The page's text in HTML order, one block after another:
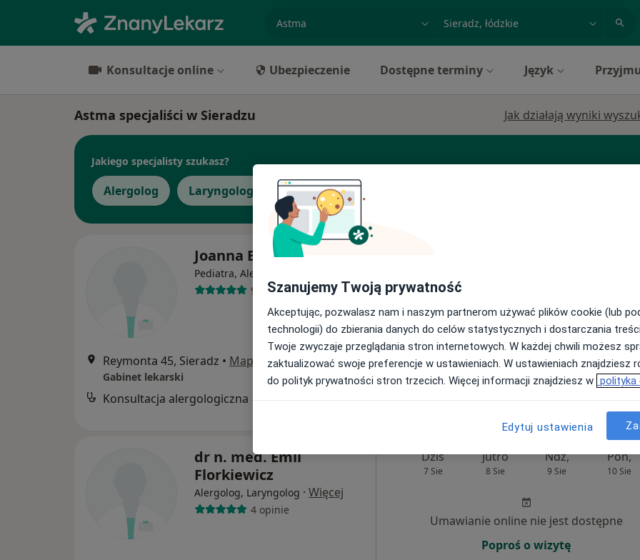
miasto lub dzielnica
Konsultacje online Ubezpieczenie Dostępne terminy Język
Astma specjaliści w Sieradzu Jak działają wyniki
Jakiego specjalisty szukasz?
Alergolog Laryngolog Pediatra
Joanna Banaś
Pediatra, Alergolog
9 opinii
Reymonta 45, Sieradz • Mapa
Gabinet lekarski
Konsultacja alergologiczna
Umawianie online nie jest dostępne
Poproś o wizytę
dr n. med. Emil
Florkiewicz
Alergolog, Laryngolog · Więcej
4 opinie
Dziś
7 Sie
Jutro
8 Sie
Ndz,
9 Sie
Pon,
10 Sie
Umawianie online nie jest dostępne
Poproś o wizytę
Szanujemy Twoją prywatność
Akceptując, pozwalasz nam i naszym partnerom używać plików cookie (lub
technologii) do zbierania danych do celów statystycznych i dostarczania
Twoje zwyczaje przeglądania stron internetowych. W każdej chwili możesz
zaktualizować swoje preferencje w ustawieniach. W ustawieniach znajdziesz
do polityk prywatności stron trzecich. Więcej informacji znajdziesz w polityka
Edytuj ustawienia